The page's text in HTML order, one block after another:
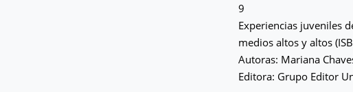
9
Experiencias juveniles
medios altos y altos
Autoras: Mariana
Editora: Grupo Editor